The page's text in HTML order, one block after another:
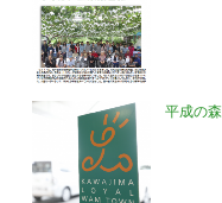
平成の森